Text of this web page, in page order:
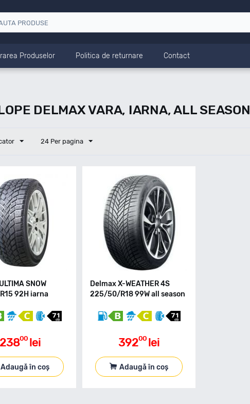
Produselor Politica de returnare Contact
DELMAX VARA, IARNA, ALL SEASON
24 Per pagina
SNOW
92H iarna
23800 lei
Adaugă în coș
Delmax X-WEATHER 4S
225/50/R18 99W all season
39200 lei
Adaugă în coș